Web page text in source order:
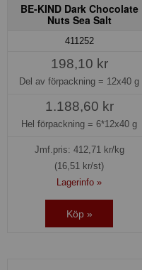
BE-KIND Dark Chocolate
Nuts Sea Salt
411252
198,10 kr
Del av förpackning = 12x40 g
1.188,60 kr
Hel förpackning = 6*12x40 g
Jmf.pris: 412,71kr/kg
(16,51 kr/st)
Lagerinfo »
Köp »